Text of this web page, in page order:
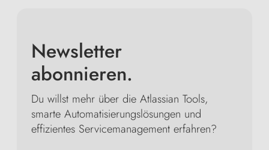
Newsletter
abonnieren.
Du willst mehr über die Atlassian Tools,
smarte Automatisierungslösungen und
effizientes Servicemanagement erfahren?